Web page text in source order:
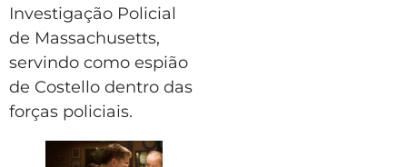
Investigação Policial
de Massachusetts,
servindo como espião
de Costello dentro das
forças policiais.